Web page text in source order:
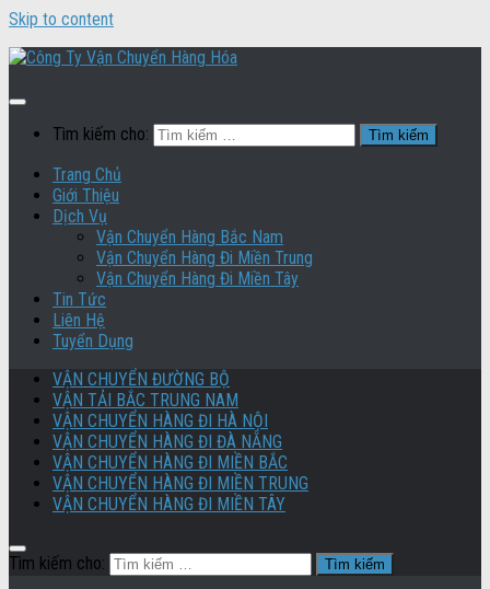
Skip to content
Tìm kiếm cho:
Trang Chủ
Giới Thiệu
Dịch Vụ
Vận Chuyển Hàng Bắc Nam
Vận Chuyển Hàng Đi Miền Trung
Vận Chuyển Hàng Đi Miền Tây
Tin Tức
Liên Hệ
Tuyển Dụng
VẬN CHUYỂN ĐƯỜNG BỘ
VẬN TẢI BẮC TRUNG NAM
VẬN CHUYỂN HÀNG ĐI HÀ NỘI
VẬN CHUYỂN HÀNG ĐI ĐÀ NẴNG
VẬN CHUYỂN HÀNG ĐI MIỀN BẮC
VẬN CHUYỂN HÀNG ĐI MIỀN TRUNG
VẬN CHUYỂN HÀNG ĐI MIỀN TÂY
Tìm kiếm cho: